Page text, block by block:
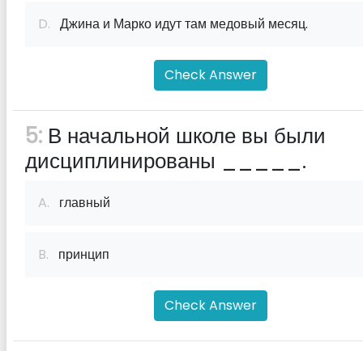
D. Джина и Марко идут там медовый месяц.
Check Answer
5: В начальной школе вы были
дисциплинированы _____.
A. главный
B. принцип
Check Answer